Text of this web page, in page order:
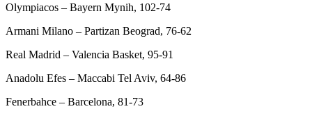
Olympiacos – Bayern Mynih, 102-74
Armani Milano – Partizan Beograd, 76-62
Real Madrid – Valencia Basket, 95-91
Anadolu Efes – Maccabi Tel Aviv, 64-86
Fenerbahce – Barcelona, 81-73